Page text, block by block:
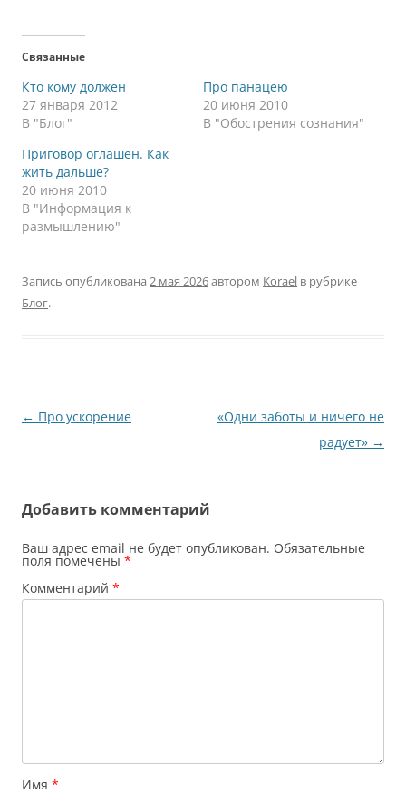
Связанные
Кто кому должен
27 января 2012
В "Блог"
Про панацею
20 июня 2010
В "Обострения сознания"
Приговор оглашен. Как
жить дальше?
20 июня 2010
В "Информация к
размышлению"
Запись опубликована 2 мая 2026автором Korael в рубрике
Блог.
Навигация
← Про ускорение
«Одни заботы и ничего не
радует» →
Добавить комментарий
Ваш адрес email не будет опубликован. Обязательные
поля помечены *
Комментарий *
Имя *